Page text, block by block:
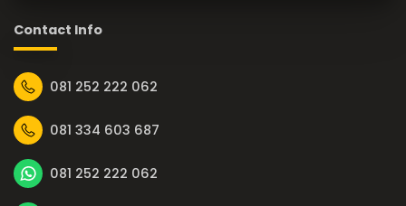
Contact Info
081 252 222 062
081 334 603 687
081 252 222 062